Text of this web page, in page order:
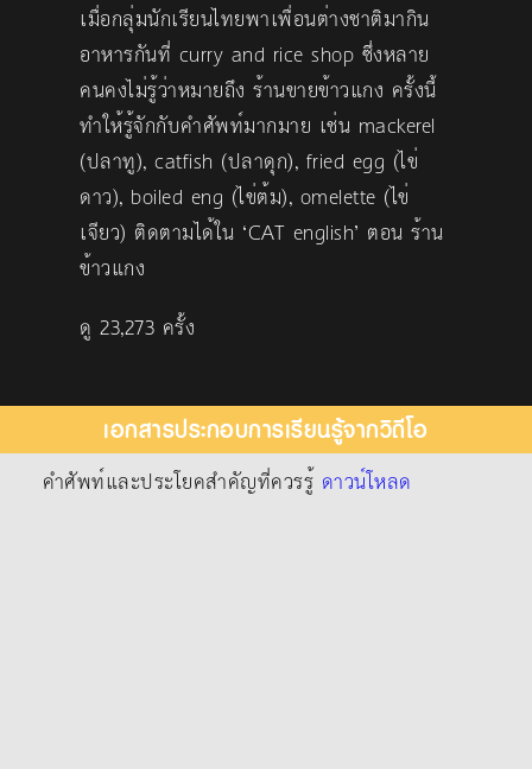
เมื่อกลุ่มนักเรียนไทยพาเพื่อนต่างชาติมากิน
อาหารกันที่ curry and rice shop ซึ่งหลาย
คนคงไม่รู้ว่าหมายถึง ร้านขายข้าวแกง ครั้งนี้
ทำให้รู้จักกับคำศัพท์มากมาย เช่น mackerel
(ปลาทู), catfish (ปลาดุก), fried egg (ไข่
ดาว), boiled eng (ไข่ต้ม), omelette (ไข่
เจียว) ติดตามได้ใน ‘CAT english’ ตอน ร้าน
ข้าวแกง
ดู 23,273 ครั้ง
เอกสารประกอบการเรียนรู้จากวิดีโอ
คำศัพท์และประโยคสำคัญที่ควรรู้ ดาวน์โหลด